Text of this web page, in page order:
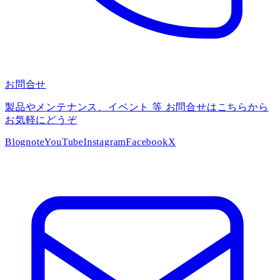
お問合せ
製品やメンテナンス、イベント 等 お問合せはこちらから
お気軽にどうぞ
BlognoteYouTubeInstagramFacebookX